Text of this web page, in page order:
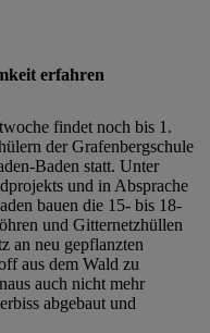
erfahren
findet noch bis 1.
der Grafenbergschule
Baden statt. Unter
und in Absprache
bauen die 15- bis 18-
und Gitternetzhüllen
an neu gepflanzten
aus dem Wald zu
auch nicht mehr
abgebaut und